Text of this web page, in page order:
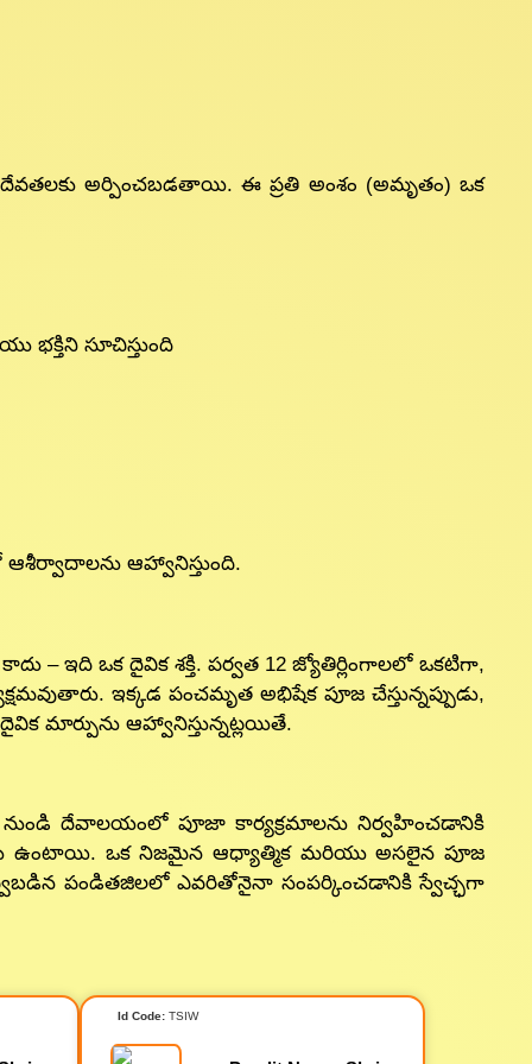
అర్పించబడతాయి. ఈ ప్రతి అంశం (అమృతం) ఒక
భక్తిని సూచిస్తుంది
ఆహ్వానిస్తుంది.
– ఇది ఒక దైవిక శక్తి. పర్వత 12 జ్యోతిర్లింగాలలో ఒకటిగా,
ఇక్కడ పంచమృత అభిషేక పూజ చేస్తున్నప్పుడు,
మార్పును ఆహ్వానిస్తున్నట్లయితే.
నుండి దేవాలయంలో పూజా కార్యక్రమాలను నిర్వహించడానికి
ఉంటాయి. ఒక నిజమైన ఆధ్యాత్మిక మరియు అసలైన పూజ
పండితజిలలో ఎవరితోనైనా సంపర్కించడానికి స్వేచ్ఛగా
Id Code:TSIW